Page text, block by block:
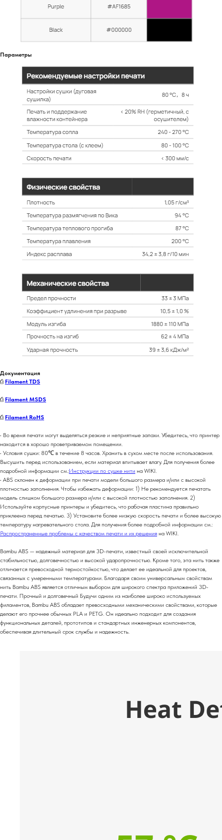
Параметры
Документация
⎙ Filament TDS
⎙ Filament MSDS
⎙ Filament RoHS
• Во время печати могут выделяться резкие и неприятные запахи. Убедитесь, что принтер
находится в хорошо проветриваемом помещении.
• Условия сушки: 80℃ в течение 8 часов. Хранить в сухом месте после использования.
Высушить перед использованием, если материал впитывает влагу. Для получения более
подробной информации см.:Инструкции по сушке нити на WIKI.
• ABS склонен к деформации при печати модели большого размера и/или с высокой
плотностью заполнения. Чтобы избежать деформации: 1) Не рекомендуется печатать
модель слишком большого размера и/или с высокой плотностью заполнения. 2)
Используйте корпусные принтеры и убедитесь, что рабочая пластина правильно
приклеена перед печатью. 3) Установите более низкую скорость печати и более высокую
температуру нагревательного стола. Для получения более подробной информации см.:
Распространенные проблемы с качеством печати и их решения на WIKI.
Bambu ABS — надежный материал для 3D-печати, известный своей исключительной
стабильностью, долговечностью и высокой ударопрочностью. Кроме того, эта нить также
отличается превосходной термостойкостью, что делает ее идеальной для проектов,
связанных с умеренными температурами. Благодаря своим универсальным свойствам
нить Bambu ABS является отличным выбором для широкого спектра приложений 3D-
печати. Прочный и долговечный Будучи одним из наиболее широко используемых
филаментов, Bambu ABS обладает превосходными механическими свойствами, которые
делают его прочнее обычных PLA и PETG. Он идеально подходит для создания
функциональных деталей, прототипов и стандартных инженерных компонентов,
обеспечивая длительный срок службы и надежность.